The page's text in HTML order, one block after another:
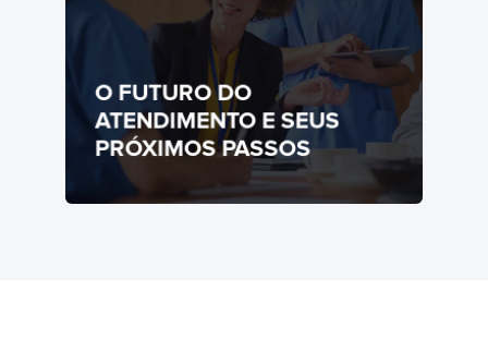
O FUTURO DO
ATENDIMENTO E SEUS
PRÓXIMOS PASSOS